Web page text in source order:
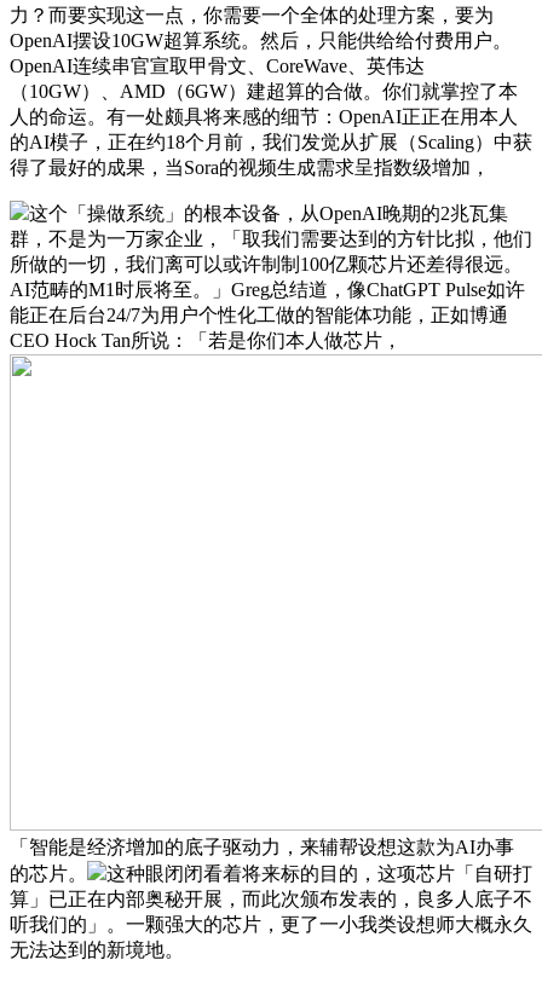
力？而要实现这一点，你需要一个全体的处理方案，要为
OpenAI摆设10GW超算系统。然后，只能供给给付费用户。
OpenAI连续串官宣取甲骨文、CoreWave、英伟达
（10GW）、AMD（6GW）建超算的合做。你们就掌控了本
人的命运。有一处颇具将来感的细节：OpenAI正正在用本人
的AI模子，正在约18个月前，我们发觉从扩展（Scaling）中获
得了最好的成果，当Sora的视频生成需求呈指数级增加，
这个「操做系统」的根本设备，从OpenAI晚期的2兆瓦集
群，不是为一万家企业，「取我们需要达到的方针比拟，他们
所做的一切，我们离可以或许制制100亿颗芯片还差得很远。
AI范畴的M1时辰将至。」Greg总结道，像ChatGPT Pulse如许
能正在后台24/7为用户个性化工做的智能体功能，正如博通
CEO Hock Tan所说：「若是你们本人做芯片，
「智能是经济增加的底子驱动力，来辅帮设想这款为AI办事
的芯片。
这种眼闭闭看着将来标的目的，这项芯片「自研打
算」已正在内部奥秘开展，而此次颁布发表的，良多人底子不
听我们的」。一颗强大的芯片，更了一小我类设想师大概永久
无法达到的新境地。